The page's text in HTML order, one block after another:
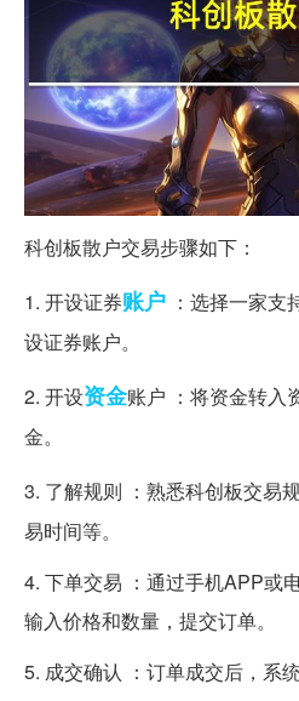
科创板散户交易步骤如下：
1. 开设证券账户 ：选择一家
设证券账户。
2. 开设资金账户 ：将资金转入
金。
3. 了解规则 ：熟悉科创板交易
易时间等。
4. 下单交易 ：通过手机APP或
输入价格和数量，提交订单。
5. 成交确认 ：订单成交后，系